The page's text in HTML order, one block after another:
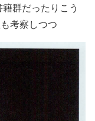
群だったりこう
考察しつつ